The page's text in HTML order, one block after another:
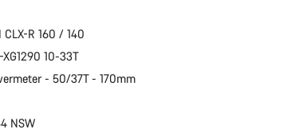
R 160 / 140
XG1290 10-33T
- 50/37T - 170mm
NSW